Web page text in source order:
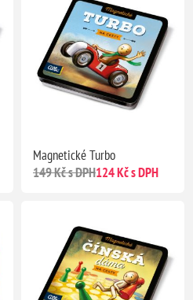
Magnetické Turbo
149 Kč s DPH124 Kč s DPH